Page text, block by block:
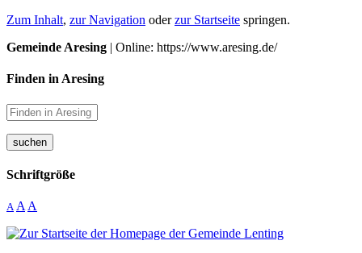
Zum Inhalt, zur Navigation oderzur Startseite springen.
Gemeinde Aresing | Online: https://www.aresing.de/
Finden in Aresing
suchen
Schriftgröße
A A A